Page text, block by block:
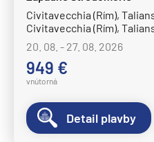
Civitavecchia (Rím),
Civitavecchia (Rím),
20. 08. - 27. 08. 2026
949 €
vnútorná
Detail plavby